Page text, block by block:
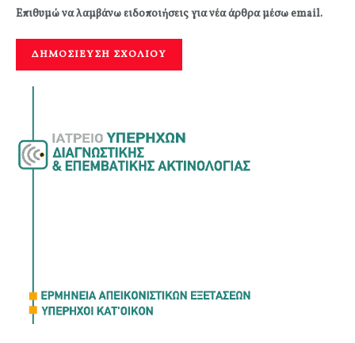
Επιθυμώ να λαμβάνω ειδοποιήσεις για νέα άρθρα μέσω email.